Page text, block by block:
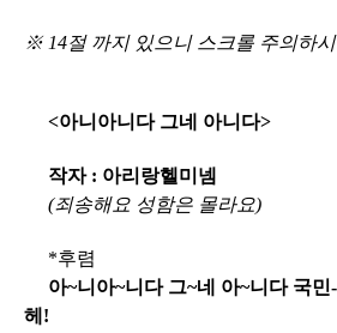
※ 14절 까지 있으니 스크롤 주의하
<아니아니다 그네 아니다>
작자 : 아리랑헬미넴
(죄송해요 성함은 몰라요)
*후렴
아~니아~니다 그~네 아~니다 국민-
헤!